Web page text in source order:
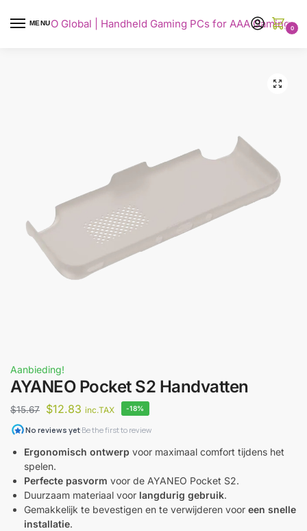
MENU
AYANEO Global | Handheld Gaming PCs for AAA Gaming0
Aanbieding!
AYANEO Pocket S2 Handvatten
$15.67 $12.83 inc.TAX -18%
Ergonomisch ontwerp voor maximaal comfort tijdens het
spelen.
Perfecte pasvorm voor de AYANEO Pocket S2.
Duurzaam materiaal voor langdurig gebruik.
Gemakkelijk te bevestigen en te verwijderen voor een snelle
installatie.